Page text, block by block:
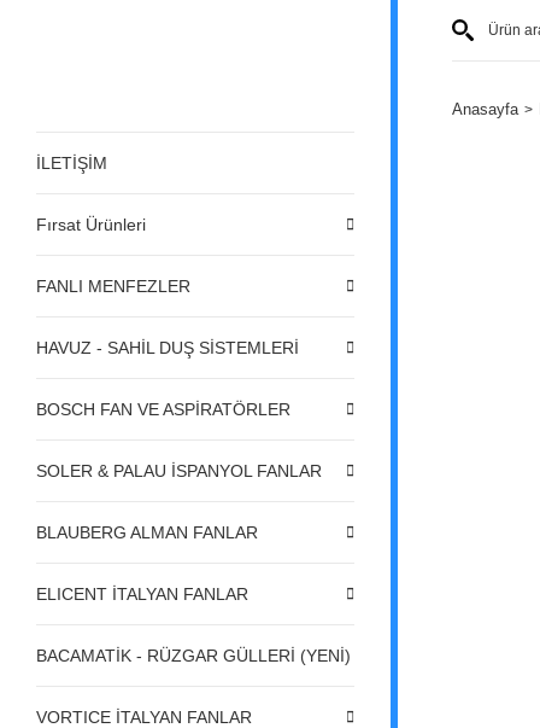
İLETİŞİM
Fırsat Ürünleri
FANLI MENFEZLER
HAVUZ - SAHİL DUŞ SİSTEMLERİ
BOSCH FAN VE ASPİRATÖRLER
SOLER & PALAU İSPANYOL FANLAR
BLAUBERG ALMAN FANLAR
ELICENT İTALYAN FANLAR
BACAMATİK - RÜZGAR GÜLLERİ (YENİ)
VORTICE İTALYAN FANLAR
Anasayfa